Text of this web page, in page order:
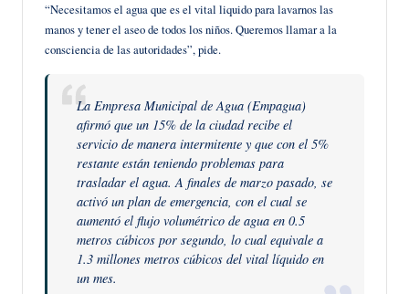
“Necesitamos el agua que es el vital liquido para lavarnos las
manos y tener el aseo de todos los niños. Queremos llamar a la
consciencia de las autoridades”, pide.
La Empresa Municipal de Agua (Empagua)
afirmó que un 15% de la ciudad recibe el
servicio de manera intermitente y que con el 5%
restante están teniendo problemas para
trasladar el agua. A finales de marzo pasado, se
activó un plan de emergencia, con el cual se
aumentó el flujo volumétrico de agua en 0.5
metros cúbicos por segundo, lo cual equivale a
1.3 millones metros cúbicos del vital líquido en
un mes.